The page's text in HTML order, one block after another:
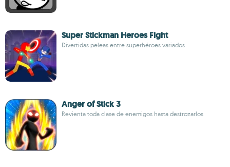
Super Stickman Heroes Fight
Divertidas peleas entre superhéroes variados
Anger of Stick 3
Revienta toda clase de enemigos hasta destrozarlos